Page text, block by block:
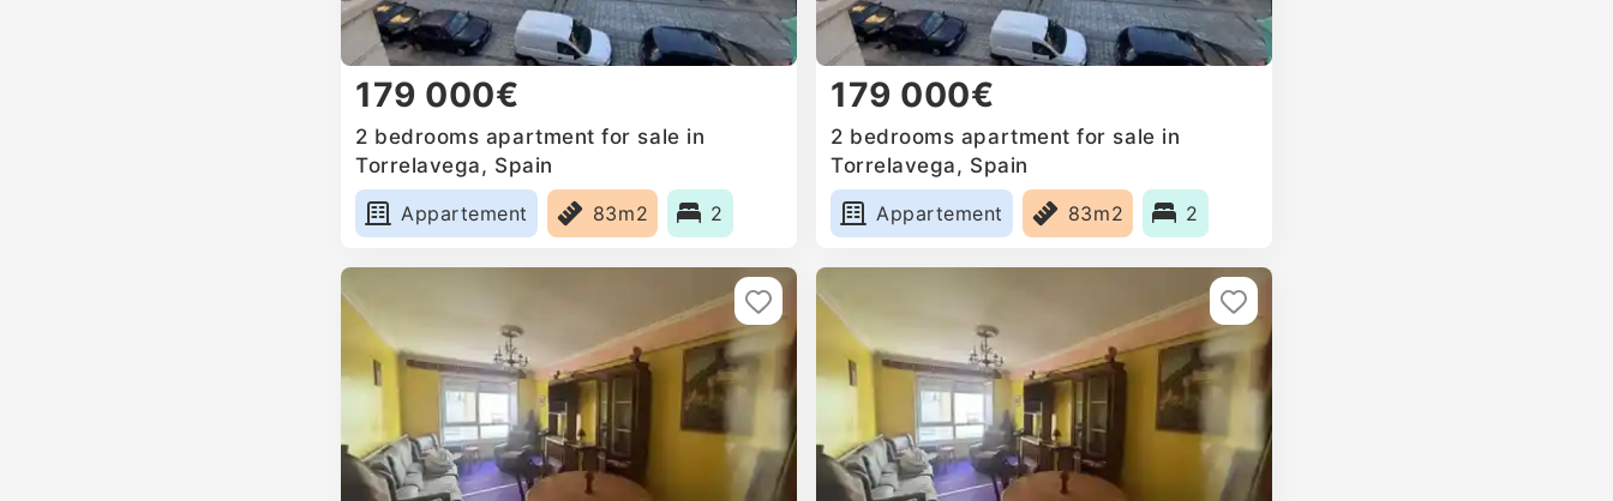
179 000€
2 bedrooms apartment for sale in
Torrelavega, Spain
Appartement
83m2 2
179 000€
2 bedrooms apartment for sale in
Torrelavega, Spain
Appartement
83m2 2